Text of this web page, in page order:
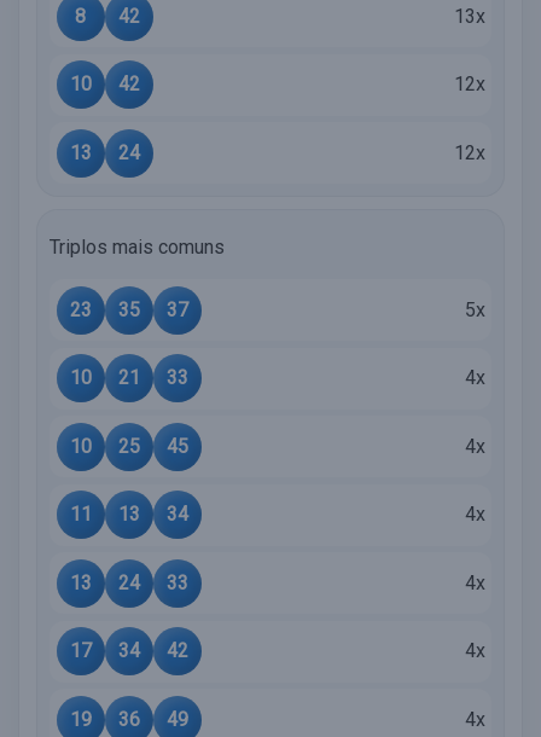
8 42 13x
10 42 12x
13 24 12x
Triplos mais comuns
23 35 37 5x
10 21 33 4x
10 25 45 4x
11 13 34 4x
13 24 33 4x
17 34 42 4x
19 36 49 4x